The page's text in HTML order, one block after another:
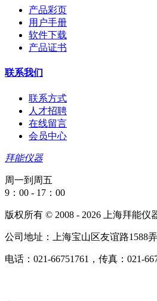
产品彩页
用户手册
软件下载
产品证书
联系我们
联系方式
人才招聘
在线留言
会员中心
拜能仪器
周一到周五
9：00 - 17：00
版权所有 © 2008 - 2026 上海拜能仪
公司地址：上海宝山区友谊路1588
电话：021-66751761，传真：021-